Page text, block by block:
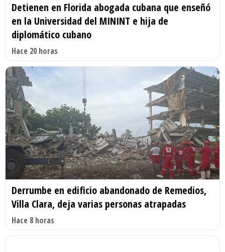
Detienen en Florida abogada cubana que enseñó
en la Universidad del MININT e hija de
diplomático cubano
Hace 20 horas
Derrumbe en edificio abandonado de Remedios,
Villa Clara, deja varias personas atrapadas
Hace 8 horas